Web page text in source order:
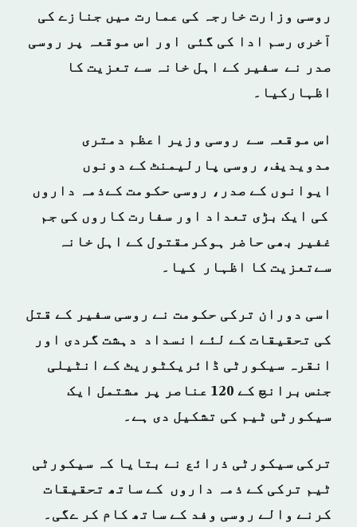
روسی وزارت خارجہ کی عمارت میں جنازے کی
آخری رسم ادا کی گئی اور اس موقعہ پر روسی
صدر نے سفیر کے اہل خانہ سے تعزیت کا
اظہارکیا۔
اس موقعہ سے روسی وزیر اعظم دمتری
مدویدیف، روسی پارلیمنٹ کے دونوں
ایوانوں کے صدر، روسی حکومت کےذمہ داروں
کی ایک بڑی تعداد اور سفارت کاروں کی جم
غفیر بھی حاضر ہوکرمقتول کے اہل خانہ
سےتعزیت کا اظہار کیا۔
اسی دوران ترکی حکومت نے روسی سفیر کے قتل
کی تحقیقات کے لئے انسداد دہشت گردی اور
انقرہ سیکورٹی ڈائریکٹوریٹ کے انٹیلی
جنس برانچ کے 120 عناصر پر مشتمل ایک
سیکورٹی ٹیم کی تشکیل دی ہے۔
ترکی سیکورٹی ذرائع نے بتایا کہ سیکورٹی
ٹیم ترکی کے ذمہ داروں کے ساتھ تحقیقات
کرنے والے روسی وفد کے ساتھ کام کر ےگی۔